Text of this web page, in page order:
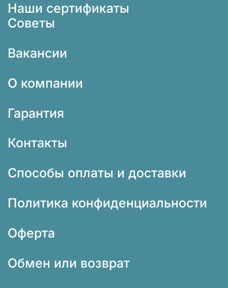
Наши сертификаты
Советы
Вакансии
О компании
Гарантия
Контакты
Способы оплаты и доставки
Политика конфиденциальности
Оферта
Обмен или возврат